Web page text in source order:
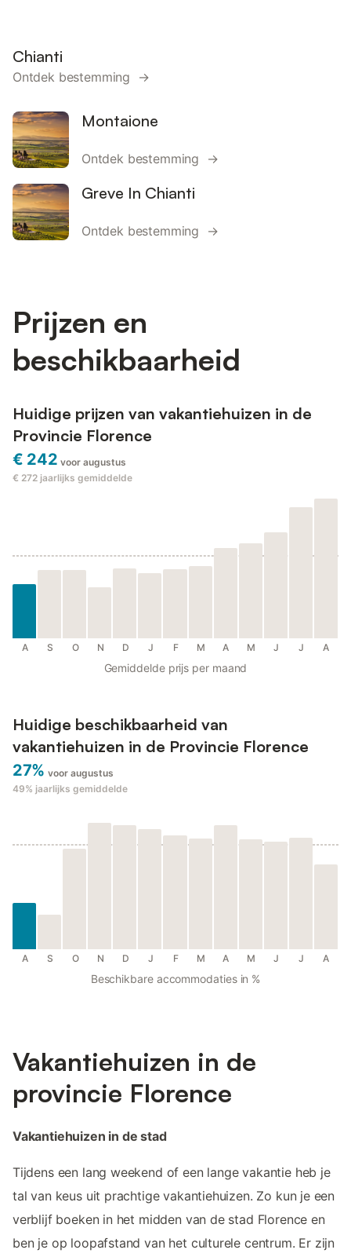
Chianti
Ontdek bestemming →
Montaione
Ontdek bestemming →
Greve In Chianti
Ontdek bestemming →
Prijzen en
beschikbaarheid
Huidige prijzen van vakantiehuizen in de
Provincie Florence
€ 242 voor augustus
€ 272 jaarlijks gemiddelde
A S O N D J F M A M J J A
Gemiddelde prijs per maand
Huidige beschikbaarheid van
vakantiehuizen in de Provincie Florence
27% voor augustus
49% jaarlijks gemiddelde
A S O N D J F M A M J J A
Beschikbare accommodaties in %
Vakantiehuizen in de
provincie Florence
Vakantiehuizen in de stad
Tijdens een lang weekend of een lange vakantie heb je
tal van keus uit prachtige vakantiehuizen. Zo kun je een
verblijf boeken in het midden van de stad Florence en
ben je op loopafstand van het culturele centrum. Er zijn